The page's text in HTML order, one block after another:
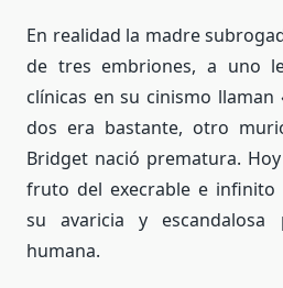
En realidad la madre
de tres embriones, a uno
clínicas en su cinismo llaman
dos era bastante, otro
Bridget nació prematura.
fruto del execrable e infinito
su avaricia y
humana.